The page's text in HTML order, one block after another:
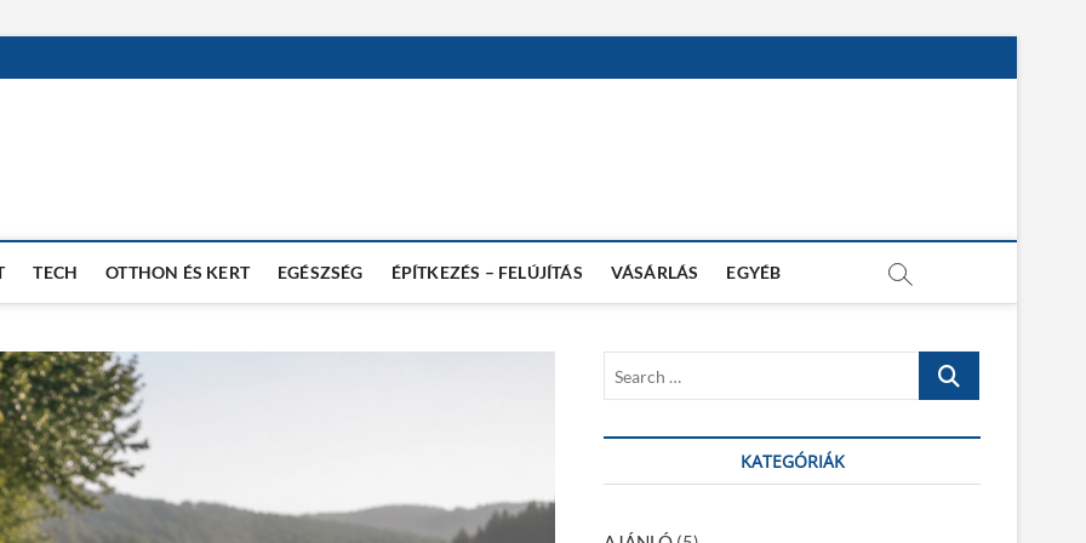
TECH OTTHON ÉS KERT EGÉSZSÉG ÉPÍTKEZÉS – FELÚJÍTÁS VÁSÁRLÁS EGYÉB
r
KATEGÓRIÁK